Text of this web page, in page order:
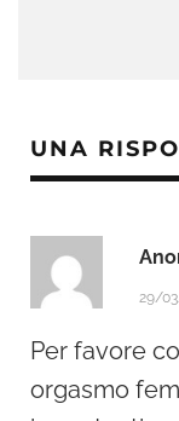
UNA
29/
Per favore
orgasmo